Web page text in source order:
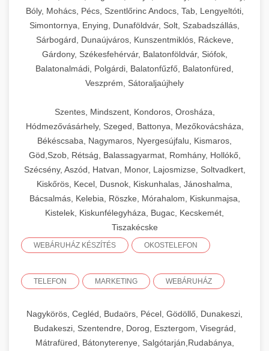
Bóly, Mohács, Pécs, Szentlőrinc Andocs, Tab, Lengyeltóti,
Simontornya, Enying, Dunaföldvár, Solt, Szabadszállás,
Sárbogárd, Dunaújváros, Kunszentmiklós, Ráckeve,
Gárdony, Székesfehérvár, Balatonföldvár, Siófok,
Balatonalmádi, Polgárdi, Balatonfűzfő, Balatonfüred,
Veszprém, Sátoraljaújhely
Szentes, Mindszent, Kondoros, Orosháza,
Hódmezővásárhely, Szeged, Battonya, Mezőkovácsháza,
Békéscsaba, Nagymaros, Nyergesújfalu, Kismaros,
Göd,Szob, Rétság, Balassagyarmat, Romhány, Hollókő,
Szécsény, Aszód, Hatvan, Monor, Lajosmizse, Soltvadkert,
Kiskőrös, Kecel, Dusnok, Kiskunhalas, Jánoshalma,
Bácsalmás, Kelebia, Röszke, Mórahalom, Kiskunmajsa,
Kistelek, Kiskunfélegyháza, Bugac, Kecskemét,
Tiszakécske
WEBÁRUHÁZ KÉSZÍTÉS OKOSTELEFON
TELEFON MARKETING WEBÁRUHÁZ
Nagykörös, Cegléd, Budaörs, Pécel, Gödöllő, Dunakeszi,
Budakeszi, Szentendre, Dorog, Esztergom, Visegrád,
Mátrafüred, Bátonyterenye, Salgótarján,Rudabánya,